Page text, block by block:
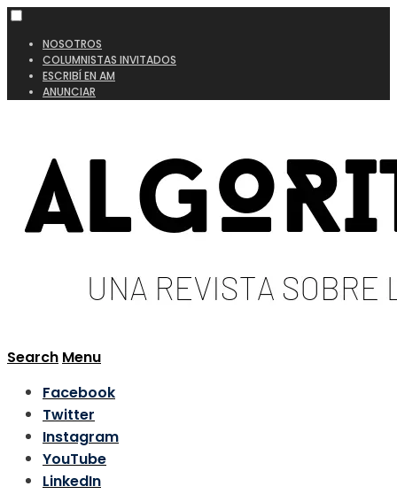
NOSOTROS
COLUMNISTAS INVITADOS
ESCRIBÍ EN AM
ANUNCIAR
Search Menu
Facebook
Twitter
Instagram
YouTube
LinkedIn